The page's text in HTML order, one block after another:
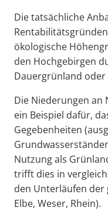
Die tatsächliche
ökologische
den Hochgebirgen
Dauergrünland
Die Niederungen an
ein Beispiel dafür,
Gegebenheiten
Nutzung als
trifft dies in
den Unterläufen der
Elbe, Weser, Rhein).